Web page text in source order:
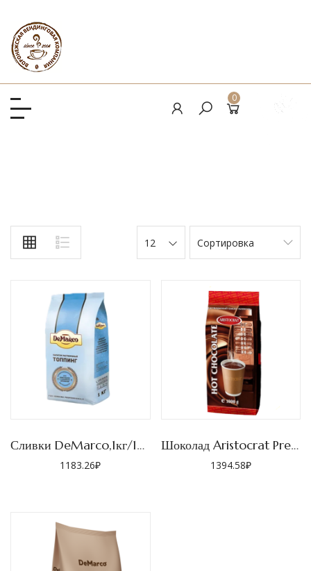
0
Сортировка
12
Сливки DeMarco,1кг/10шт
1183.26₽
Шоколад Aristocrat Premium 1кг/12шт
1394.58₽